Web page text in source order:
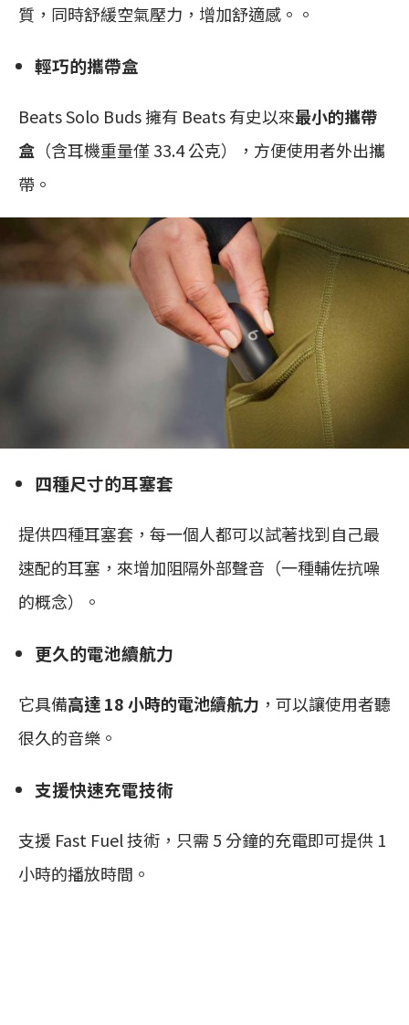
質，同時舒緩空氣壓力，增加舒適感。。
輕巧的攜帶盒
Beats Solo Buds 擁有 Beats 有史以來最小的攜帶
盒 （含耳機重量僅 33.4 公克），方便使用者外出攜
帶。
四種尺寸的耳塞套
提供四種耳塞套，每一個人都可以試著找到自己最
速配的耳塞，來增加阻隔外部聲音（一種輔佐抗噪
的概念）。
更久的電池續航力
它具備高達 18 小時的電池續航力 ，可以讓使用者聽
很久的音樂。
支援快速充電技術
支援 Fast Fuel 技術，只需 5 分鐘的充電即可提供 1
小時的播放時間。